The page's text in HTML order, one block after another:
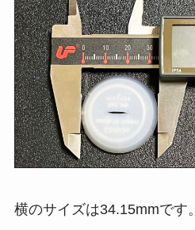
横のサイズは34.15mmです。